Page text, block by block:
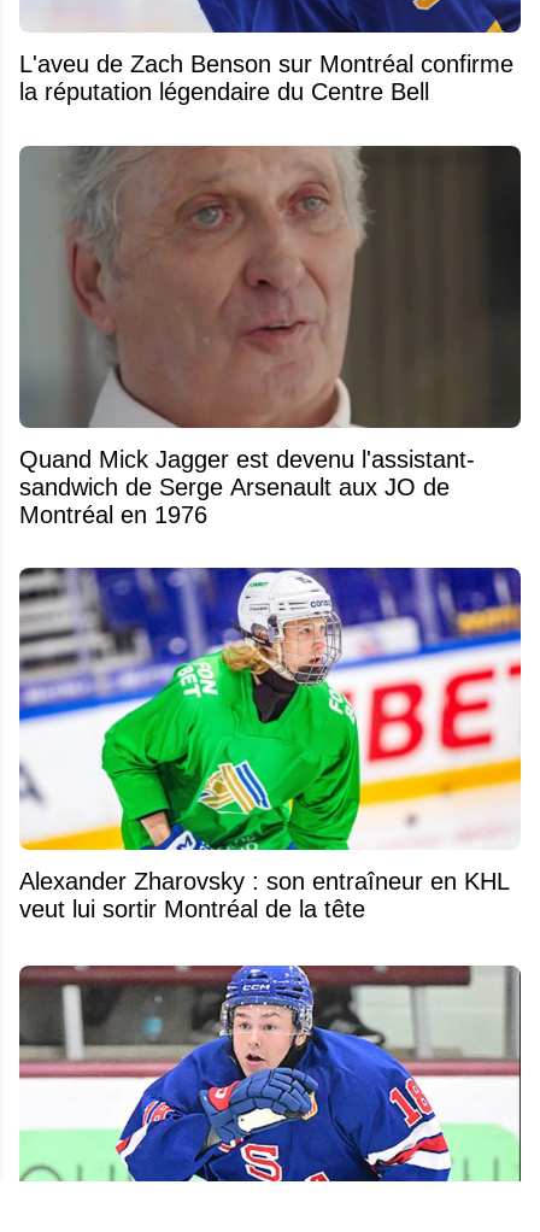
L'aveu de Zach Benson sur Montréal confirme
la réputation légendaire du Centre Bell
Quand Mick Jagger est devenu l'assistant-
sandwich de Serge Arsenault aux JO de
Montréal en 1976
Alexander Zharovsky : son entraîneur en KHL
veut lui sortir Montréal de la tête